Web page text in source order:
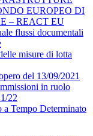
EUROPEO DI
– REACT EU
flussi documentali
misure di lotta
del 13/09/2021
in ruolo
22
Tempo Determinato